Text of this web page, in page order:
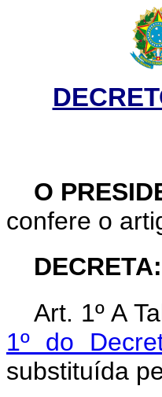
O
confere o
DECRETA:
Art. 1º A
1º do
substituída